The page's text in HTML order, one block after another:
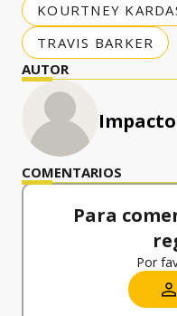
KOURTNEY
TRAVIS BARKER
AUTOR
COMENTARIOS
Para
Por